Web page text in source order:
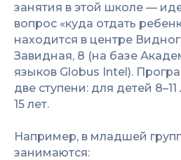
занятия в этой школе —
вопрос «куда отдать
находится в центре
Завидная, 8 (на базе
языков Globus Intel).
две ступени: для детей
15 лет.
Например, в младшей
занимаются: